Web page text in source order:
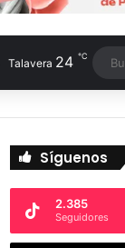
Talavera 24 ℃
Síguenos
2.385
Seguidores